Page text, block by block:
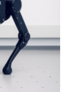
KI-Modelle
neuen